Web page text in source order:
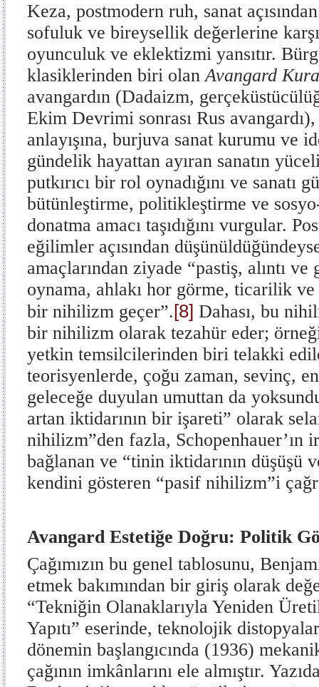
Keza, postmodern ruh, sanat
sofuluk ve bireysellik değerlerine
oyunculuk ve eklektizmi yansıtır.
klasiklerinden biri olanAvangard
avangardın (Dadaizm,
Ekim Devrimi sonrası Rus
anlayışına, burjuva sanat kurumu ve
gündelik hayattan ayıran sanatın
putkırıcı bir rol oynadığını ve sanatı
bütünleştirme, politikleştirme ve
donatma amacı taşıdığını vurgular.
eğilimler açısından
amaçlarından ziyade “pastiş, alıntı
oynama, ahlakı hor görme, ticarilik
bir nihilizm geçer”.[8] Dahası, bu
bir nihilizm olarak tezahür eder;
yetkin temsilcilerinden biri telakki
teorisyenlerde, çoğu zaman, sevinç,
geleceğe duyulan umuttan da
artan iktidarının bir işareti” olarak
nihilizm”den fazla, Schopenhauer’ın
bağlanan ve “tinin iktidarının düşüşü
kendini gösteren “pasif nihilizm”i
Avangard Estetiğe Doğru: Politik
Çağımızın bu genel tablosunu,
etmek bakımından bir giriş olarak
“Tekniğin Olanaklarıyla Yeniden
Yapıtı” eserinde, teknolojik
dönemin başlangıcında (1936)
çağının imkânlarını ele almıştır.